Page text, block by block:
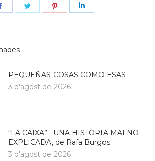
Share
Share
Share
PEQUEÑAS COSAS COMO ESAS
3 d'agost de 2026
“LA CAIXA” : UNA HISTÒRIA MAI NO
EXPLICADA, de Rafa Burgos
3 d'agost de 2026